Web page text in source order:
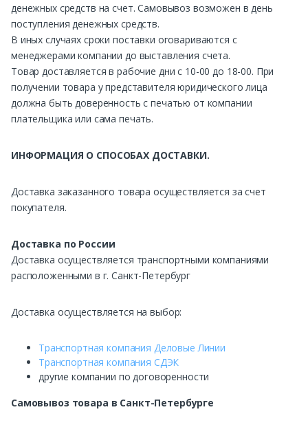
денежных средств на счет. Самовывоз возможен в день
поступления денежных средств.
В иных случаях сроки поставки оговариваются с
менеджерами компании до выставления счета.
Товар доставляется в рабочие дни с 10-00 до 18-00. При
получении товара у представителя юридического лица
должна быть доверенность с печатью от компании
плательщика или сама печать.
ИНФОРМАЦИЯ О СПОСОБАХ ДОСТАВКИ.
Доставка заказанного товара осуществляется за счет
покупателя.
Доставка по России
Доставка осуществляется транспортными компаниями
расположенными в г. Санкт-Петербург
Доставка осуществляется на выбор:
Транспортная компания Деловые Линии
Транспортная компания СДЭК
другие компании по договоренности
Самовывоз товара в Санкт-Петербурге